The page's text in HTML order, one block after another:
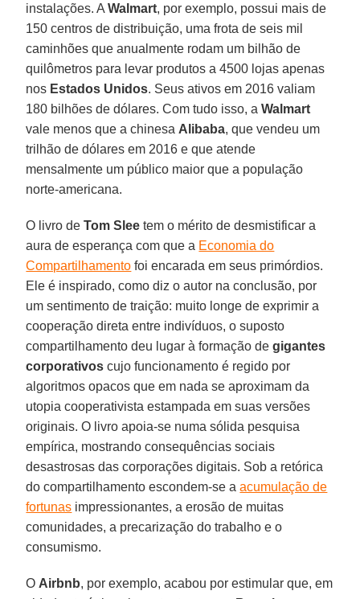
instalações. AWalmart, por exemplo, possui mais de
150 centros de distribuição, uma frota de seis mil
caminhões que anualmente rodam um bilhão de
quilômetros para levar produtos a 4500 lojas apenas
nos Estados Unidos. Seus ativos em 2016 valiam
180 bilhões de dólares. Com tudo isso, aWalmart
vale menos que a chinesa Alibaba, que vendeu um
trilhão de dólares em 2016 e que atende
mensalmente um público maior que a população
norte-americana.
O livro de Tom Slee tem o mérito de desmistificar a
aura de esperança com que a Economia do
Compartilhamento foi encarada em seus primórdios.
Ele é inspirado, como diz o autor na conclusão, por
um sentimento de traição: muito longe de exprimir a
cooperação direta entre indivíduos, o suposto
compartilhamento deu lugar à formação degigantes
corporativos cujo funcionamento é regido por
algoritmos opacos que em nada se aproximam da
utopia cooperativista estampada em suas versões
originais. O livro apoia-se numa sólida pesquisa
empírica, mostrando consequências sociais
desastrosas das corporações digitais. Sob a retórica
do compartilhamento escondem-se aacumulação de
fortunas impressionantes, a erosão de muitas
comunidades, a precarização do trabalho e o
consumismo.
O Airbnb, por exemplo, acabou por estimular que, em